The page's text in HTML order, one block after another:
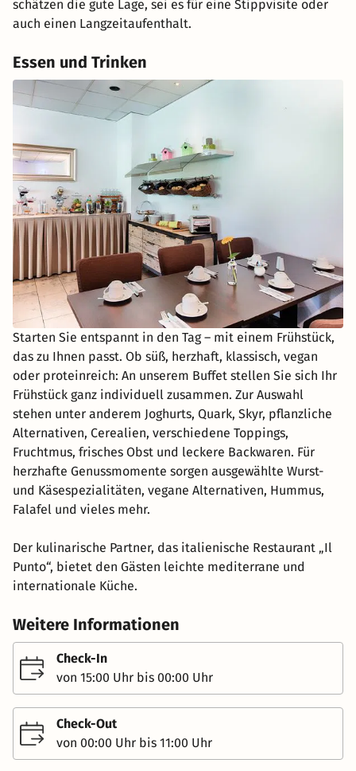
schätzen die gute Lage, sei es für eine Stippvisite oder
auch einen Langzeitaufenthalt.
Essen und Trinken
Starten Sie entspannt in den Tag – mit einem Frühstück,
das zu Ihnen passt. Ob süß, herzhaft, klassisch, vegan
oder proteinreich: An unserem Buffet stellen Sie sich Ihr
Frühstück ganz individuell zusammen. Zur Auswahl
stehen unter anderem Joghurts, Quark, Skyr, pflanzliche
Alternativen, Cerealien, verschiedene Toppings,
Fruchtmus, frisches Obst und leckere Backwaren. Für
herzhafte Genussmomente sorgen ausgewählte Wurst-
und Käsespezialitäten, vegane Alternativen, Hummus,
Falafel und vieles mehr.
Der kulinarische Partner, das italienische Restaurant „Il
Punto“, bietet den Gästen leichte mediterrane und
internationale Küche.
Weitere Informationen
Check-In
von 15:00 Uhr bis 00:00 Uhr
Check-Out
von 00:00 Uhr bis 11:00 Uhr